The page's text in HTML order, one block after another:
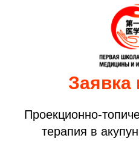
Заявка
Проекционно-
терапия в